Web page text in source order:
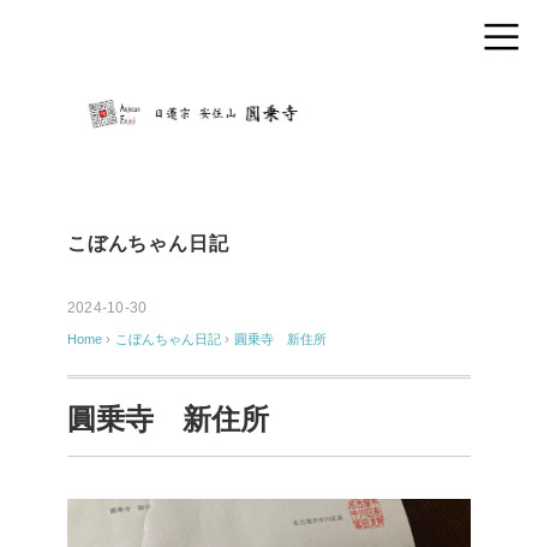
こぼんちゃん日記
2024-10-30
Home › こぼんちゃん日記 › 圓乗寺 新住所
圓乗寺 新住所